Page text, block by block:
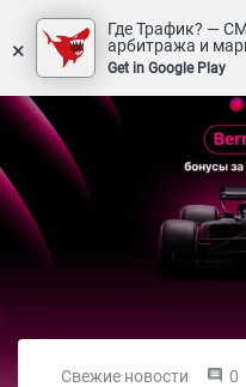
×
Где Трафик? —
арбитража и
Get in Google Play
Свежие новости 0